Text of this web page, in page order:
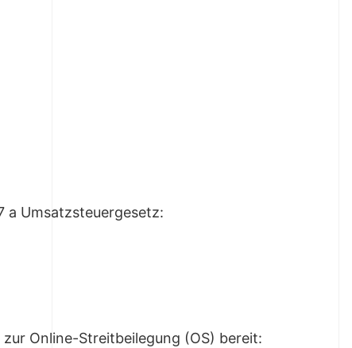
a Umsatzsteuergesetz:
Online-Streitbeilegung (OS) bereit: